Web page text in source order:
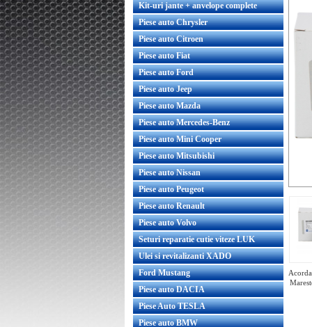
Kit-uri jante + anvelope complete
Piese auto Chrysler
Piese auto Citroen
Piese auto Fiat
Piese auto Ford
Piese auto Jeep
Piese auto Mazda
Piese auto Mercedes-Benz
Piese auto Mini Cooper
Piese auto Mitsubishi
Piese auto Nissan
Piese auto Peugeot
Piese auto Renault
Piese auto Volvo
Seturi reparatie cutie viteze LUK
Ulei si revitalizanti XADO
Ford Mustang
Piese auto DACIA
Piese Auto TESLA
Piese auto BMW